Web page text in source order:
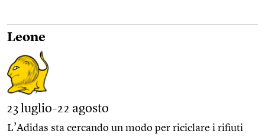
Leone
23 luglio-22 agosto
L’Adidas sta cercando un modo per riciclare i rifiuti